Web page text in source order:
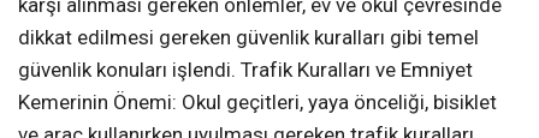
karşı alınması gereken önlemler, ev ve okul çevresinde
dikkat edilmesi gereken güvenlik kuralları gibi temel
güvenlik konuları işlendi. Trafik Kuralları ve Emniyet
Kemerinin Önemi: Okul geçitleri, yaya önceliği, bisiklet